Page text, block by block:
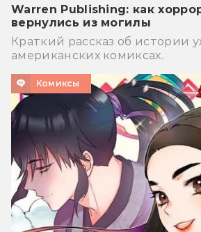
Warren Publishing: как
вернулись из могилы
Краткий рассказ об истории
американских комиксах.
Комиксы